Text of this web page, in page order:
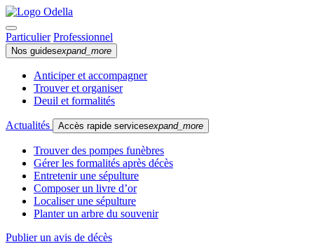
Particulier Professionnel
Nos guidesexpand_more
Anticiper et accompagner
Trouver et organiser
Deuil et formalités
Actualités Accès rapide servicesexpand_more
Trouver des pompes funèbres
Gérer les formalités après décès
Entretenir une sépulture
Composer un livre d’or
Localiser une sépulture
Planter un arbre du souvenir
Publier un avis de décès